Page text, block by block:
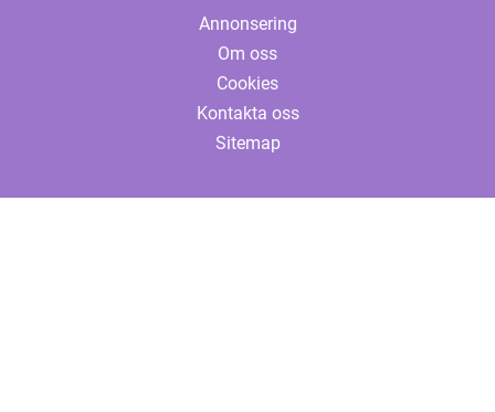
Annonsering
Om oss
Cookies
Kontakta oss
Sitemap